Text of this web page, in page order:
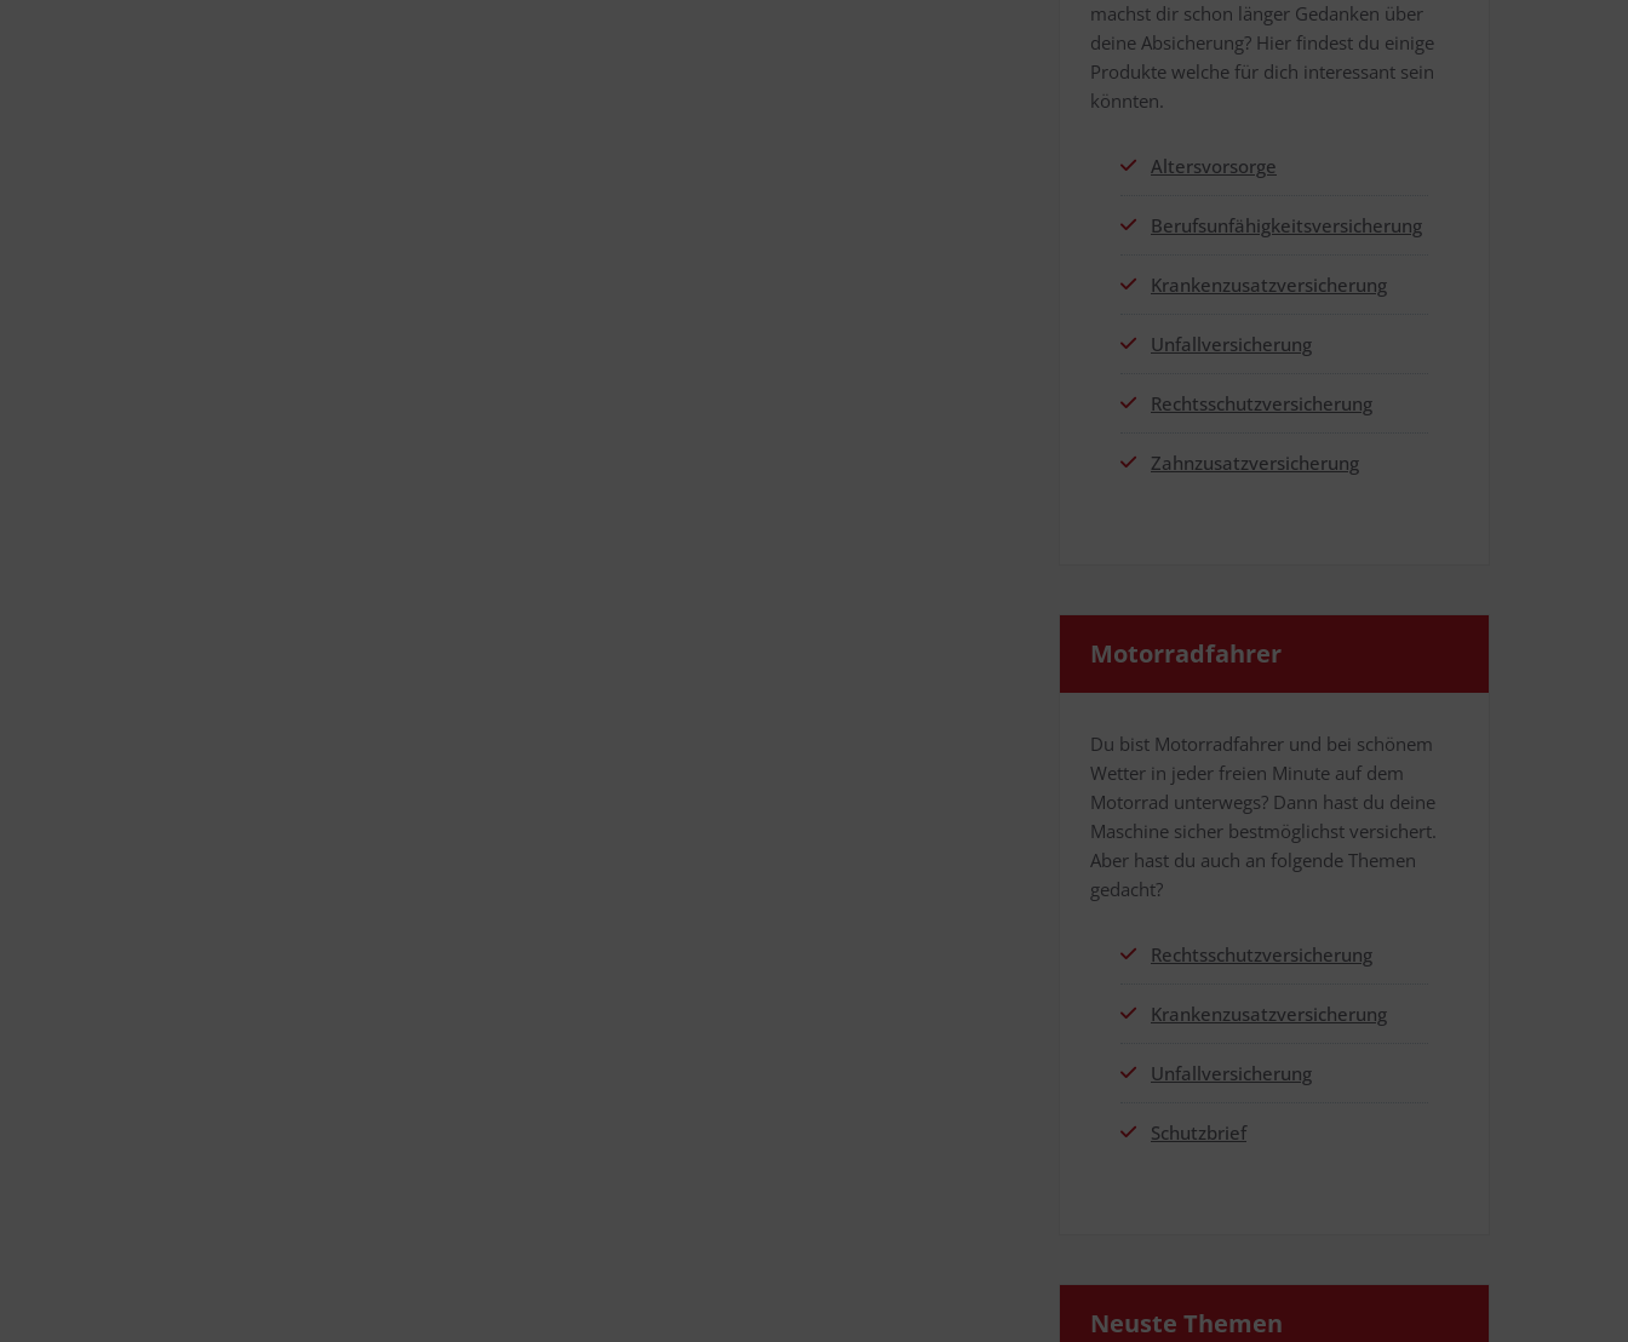
machst dir schon län­ger Gedan­ken über
dei­ne Absi­che­rung? Hier fin­dest du eini­ge
Pro­duk­te wel­che für dich inter­es­sant sein
könnten.
Alters­vor­sor­ge
Berufs­un­fä­hig­keits­ver­si­che­rung
Kran­ken­zu­satz­ver­si­che­rung
Unfall­ver­si­che­rung
Rechts­schutz­ver­si­che­rung
Zahn­zu­satz­ver­si­che­rung
Motor­rad­fah­rer
Du bist Motor­rad­fah­rer und bei schö­nem
Wet­ter in jeder frei­en Minu­te auf dem
Motor­rad unter­wegs? Dann hast du dei­ne
Maschi­ne sicher best­mög­lichst ver­si­chert.
Aber hast du auch an fol­gen­de The­men
gedacht?
Rechts­schutz­ver­si­che­rung
Kran­ken­zu­satz­ver­si­che­rung
Unfall­ver­si­che­rung
Schutz­brief
Neus­te Themen